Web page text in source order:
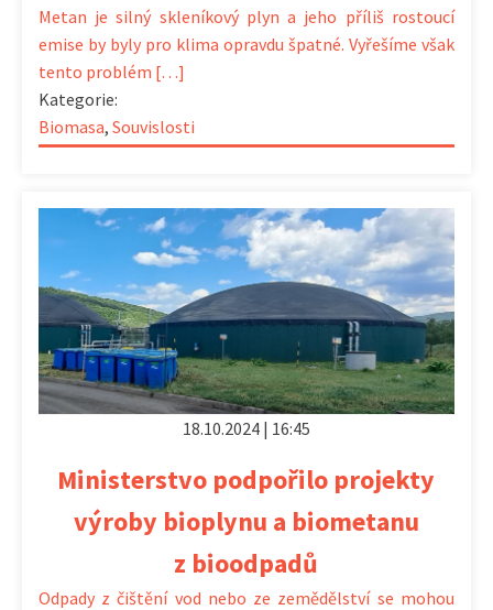
Metan je silný skleníkový plyn a jeho příliš rostoucí
emise by byly pro klima opravdu špatné. Vyřešíme však
tento problém […]
Kategorie:
Biomasa, Souvislosti
18.10.2024 | 16:45
Ministerstvo podpořilo projekty
výroby bioplynu a biometanu
z bioodpadů
Odpady z čištění vod nebo ze zemědělství se mohou